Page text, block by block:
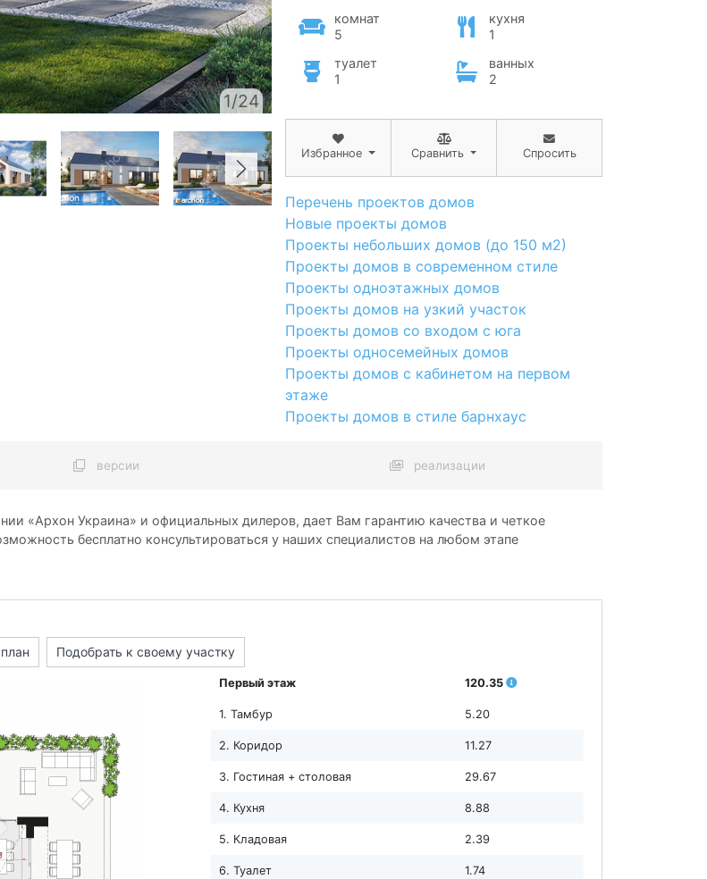
1/24
комнат
5
кухня
1
туалет
1
ванных
2
Избранное Сравнить Спросить
Перечень проектов домов
Новые проекты домов
Проекты небольших домов (до 150 м2)
Проекты домов в современном стиле
Проекты одноэтажных домов
Проекты домов на узкий участок
Проекты домов со входом с юга
Проекты односемейных домов
Проекты домов с кабинетом на первом
этаже
Проекты домов в стиле барнхаус
версии реализации
«Архон Украина» и официальных дилеров, дает Вам гарантию качества и четкое
бесплатно консультироваться у наших специалистов на любом этапе
Подобрать к своему участку
Первый этаж 120.35
1. Тамбур 5.20
2. Коридор 11.27
3. Гостиная + столовая 29.67
4. Кухня 8.88
5. Кладовая 2.39
6. Туалет 1.74